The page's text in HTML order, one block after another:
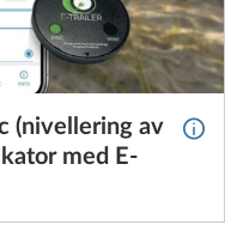
(nivellering av
med E-
Mer